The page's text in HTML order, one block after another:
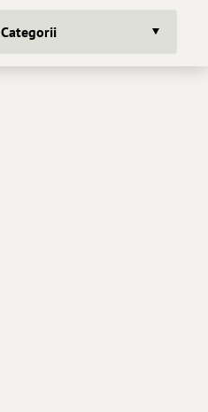
Categorii